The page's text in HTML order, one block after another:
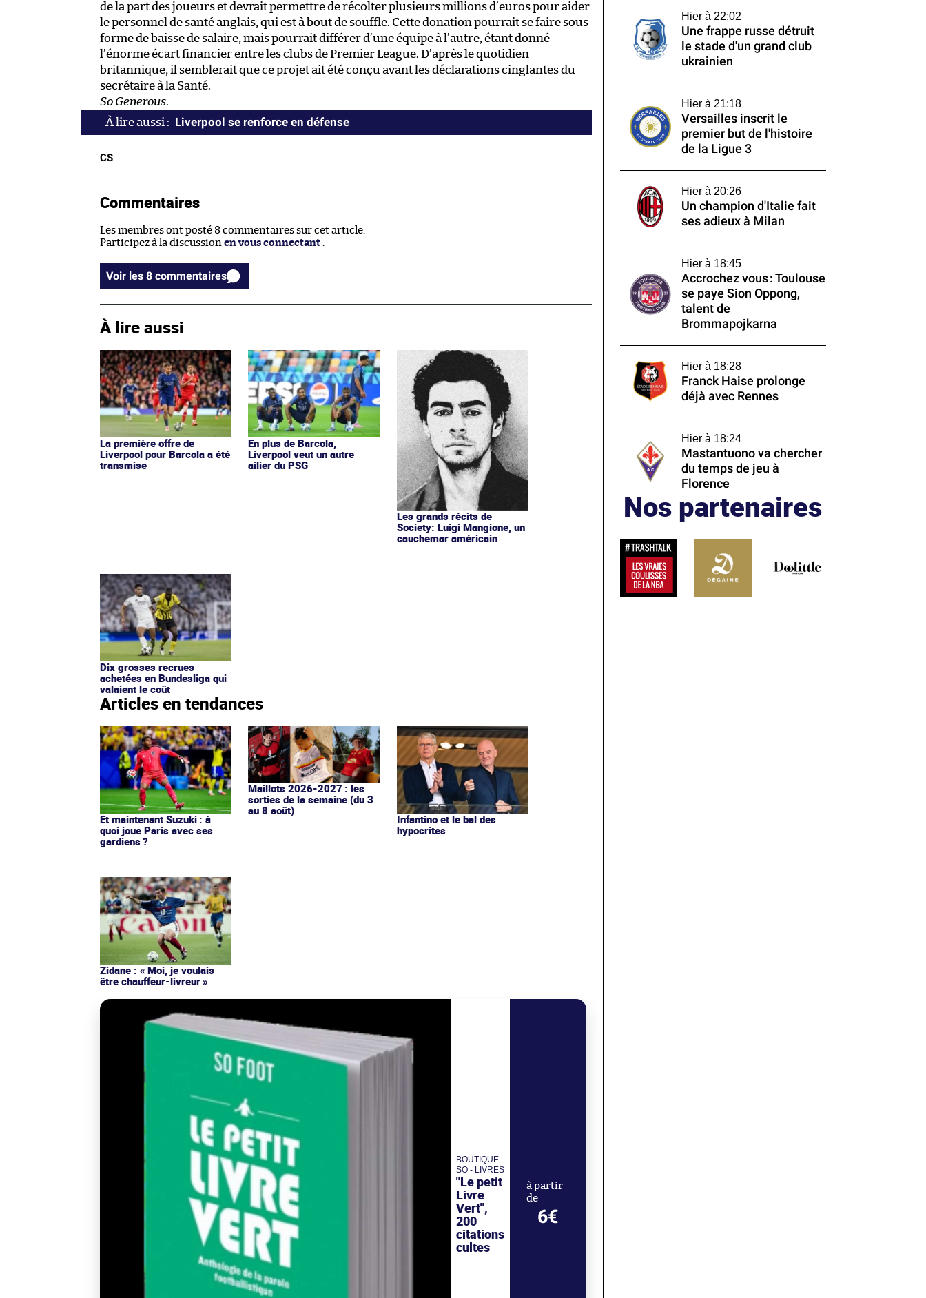
de la part des joueurs et devrait permettre de récolter plusieurs millions d’euros pour aider
le personnel de santé anglais, qui est à bout de souffle. Cette donation pourrait se faire sous
forme de baisse de salaire, mais pourrait différer d’une équipe à l’autre, étant donné
l’énorme écart financier entre les clubs de Premier League. D’après le quotidien
britannique, il semblerait que ce projet ait été conçu avant les déclarations cinglantes du
secrétaire à la Santé.
So Generous.
Liverpool se renforce en défense
CS
Commentaires
Les membres ont posté 8 commentaires sur cet article.
Participez à la discussion en vous connectant .
Voir les 8 commentaires
À lire aussi
La première offre de
Liverpool pour Barcola a été
transmise
En plus de Barcola,
Liverpool veut un autre
ailier du PSG
Les grands récits de
Society: Luigi Mangione, un
cauchemar américain
Dix grosses recrues
achetées en Bundesliga qui
valaient le coût
Articles en tendances
Et maintenant Suzuki : à
quoi joue Paris avec ses
gardiens ?
Maillots 2026-2027 : les
sorties de la semaine (du 3
au 8 août)
Infantino et le bal des
hypocrites
Zidane : « Moi, je voulais
être chauffeur-livreur »
BOUTIQUE
SO - LIVRES
"Le petit
Livre
Vert",
200
citations
cultes
à partir
de
6€
Hier à 22:02
Une frappe russe détruit
le stade d'un grand club
ukrainien
Hier à 21:18
Versailles inscrit le
premier but de l'histoire
de la Ligue 3
Hier à 20:26
Un champion d'Italie fait
ses adieux à Milan
Hier à 18:45
Accrochez vous : Toulouse
se paye Sion Oppong,
talent de
Brommapojkarna
Hier à 18:28
Franck Haise prolonge
déjà avec Rennes
Hier à 18:24
Mastantuono va chercher
du temps de jeu à
Florence
Nos partenaires